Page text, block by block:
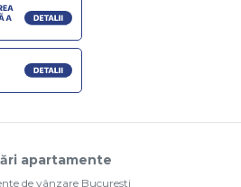
apartamente
de vânzare Bucuresti